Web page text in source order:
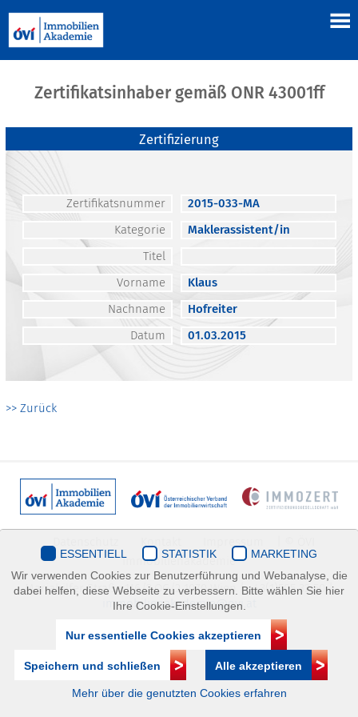
Zertifikatsinhaber gemäß ONR 43001ff
Zertifizierung
Zertifikatsnummer
2015-033-MA
Kategorie
Maklerassistent/in
Titel
Vorname
Klaus
Nachname
Hofreiter
Datum
01.03.2015
>> Zurück
Immobilienakademie
Mariahilfer Straße 116/2.OG/2 1070 Wien | +43(1)505 32 50 |
immobilienakademie@ovi.at
ESSENTIELL STATISTIK
MARKETING
Wir verwenden Cookies zur Benutzerführung und Webanalyse, die
dabei helfen, diese Webseite zu verbessern. Bitte wählen Sie hier
Ihre Cookie-Einstellungen.
Nur essentielle Cookies akzeptieren
Speichern und schließen Alle akzeptieren
Mehr über die genutzten Cookies erfahren